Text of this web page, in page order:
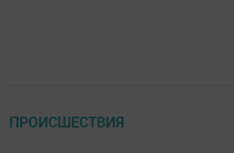
ПРОИСШЕСТВИЯ